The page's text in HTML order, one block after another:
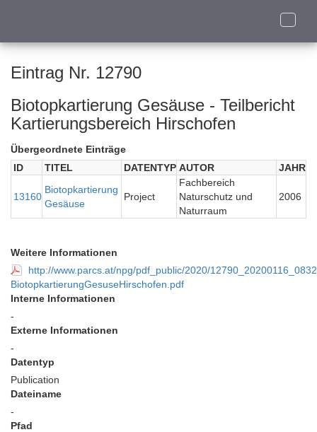
Toggle
Eintrag Nr. 12790
Biotopkartierung Gesäuse - Teilbericht
Kartierungsbereich Hirschofen
Übergeordnete Einträge
ID
TITEL DATENTYP AUTOR JAHR
13160
Biotopkartierung
Gesäuse
Project
Fachbereich
Naturschutz und
Naturraum
2006
Weitere Informationen
http://www.parcs.at/npg/pdf_public/2020/
BiotopkartierungGesuseHirschofen.pdf
Interne Informationen
-
Externe Informationen
-
Datentyp
Publication
Dateiname
-
Pfad